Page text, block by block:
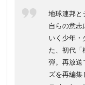
地球連邦と
自らの意
いく少年・
た、初代「
弾。再放送
ズを再編